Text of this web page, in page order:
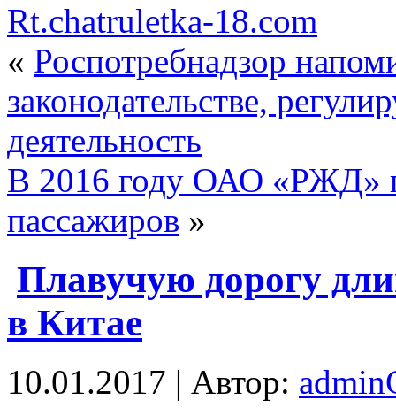
Rt.chatruletka-18.com
« Роспотребнадзор
законодательстве,
деятельность
В 2016 году ОАО «РЖД»
пассажиров »
Плавучую дорогу
в Китае
10.01.2017 | Автор: